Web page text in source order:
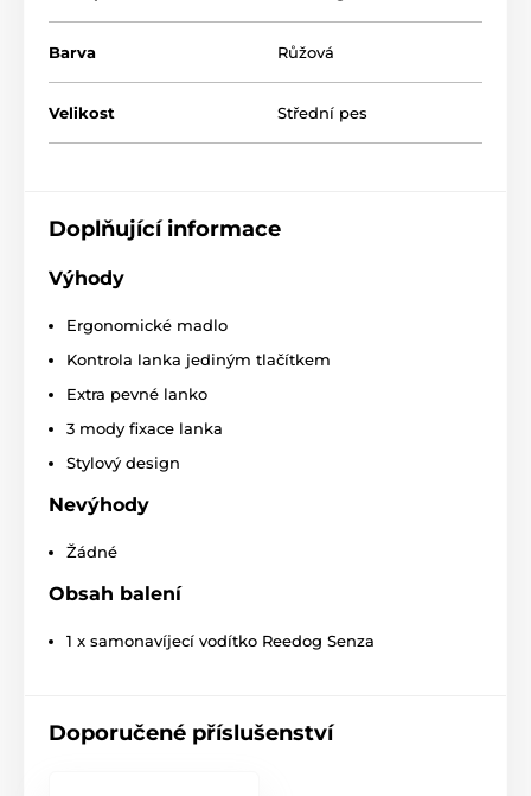
Když se v jediném produktu setká kvalita s moderní
originální i praktický je proto i design vodítka
velikostech, ale i v šesti barevných variantách.
Vodítka Reedog jsou osazena lankem, které se
Barva Růžová
Velikost Střední pes
Doplňující informace
Výhody
Ergonomické madlo
Kontrola lanka jediným tlačítkem
Extra pevné lanko
3 mody fixace lanka
Stylový design
Nevýhody
Žádné
Obsah balení
1 x samonavíjecí vodítko Reedog Senza
Doporučené příslušenství